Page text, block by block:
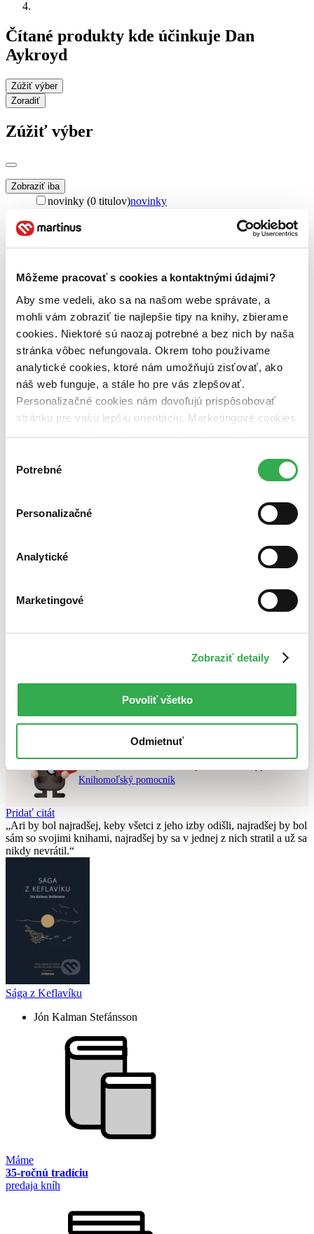
Môžeme pracovať s cookies a kontaktnými údajmi?
Aby sme vedeli, ako sa na našom webe správate, a
mohli vám zobraziť tie najlepšie tipy na knihy, zbierame
cookies. Niektoré sú naozaj potrebné a bez nich by naša
stránka vôbec nefungovala. Okrem toho používame
analytické cookies, ktoré nám umožňujú zisťovať, ako
náš web funguje, a stále ho pre vás zlepšovať.
Personalizačné cookies nám dovoľujú prispôsobovať
stránku pre vašu lepšiu orientáciu. Marketingové cookies
nám zas umožňujú zobrazenie relevantnej reklamy.
nám pomohlo, keby sme mohli používať všetky tieto
súhlasu
Potrebné
Personalizačné
Analytické
Marketingové
Zobraziť detaily
Povoliť všetko
Odmietnuť
Čítané produkty kde účinkuje Dan
Aykroyd
Zúžiť výber
Zoradiť
Zúžiť výber
Zobraziť iba
novinky (0 titulov)novinky
Dostupnosť
pripravujeme (0 titulov)pripravujeme
dostupná (bez vypredaných) (0 titulov)dostupná (bez
Nové / čítané
nová (0 titulov)nová
čítaná (0 titulov)čítaná
čítaná - výborný stav (0 titulov)
čítaná - výborný stav
čítaná - mierne opotrebovaná (0 titulov)čítaná - mierne
opotrebovaná
čítané verzie vypredaných kníh (0 titulov)čítané verzie
Bestsellery
Top hodnotené
Najlacnejšie
Skúste prosím zmeniť vyhľadávaný výraz.
Knihomoľský pomocník
Pridať citát
Ari by bol najradšej, keby všetci z jeho izby odišli, najradšej by bol
sám so svojimi knihami, najradšej by sa v jednej z nich stratil a už sa
nikdy nevrátil.
Sága z Keflavíku
Jón Kalman Stefánsson
Máme
35-ročnú tradíciu
predaja kníh